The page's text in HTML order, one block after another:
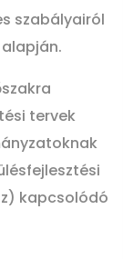
szabályairól
tervek
kapcsolódó